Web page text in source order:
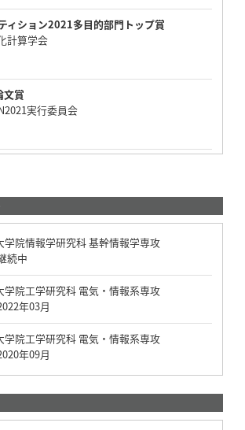
ィション2021多目的部門トップ賞
計算学会
文賞
実行委員会
院情報学研究科 基幹情報学専攻
続中
院工学研究科 電気・情報系専攻
年03月
院工学研究科 電気・情報系専攻
年09月